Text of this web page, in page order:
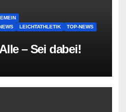
LEICHTATHLETIK
TOP-NEWS
– Sei dabei!